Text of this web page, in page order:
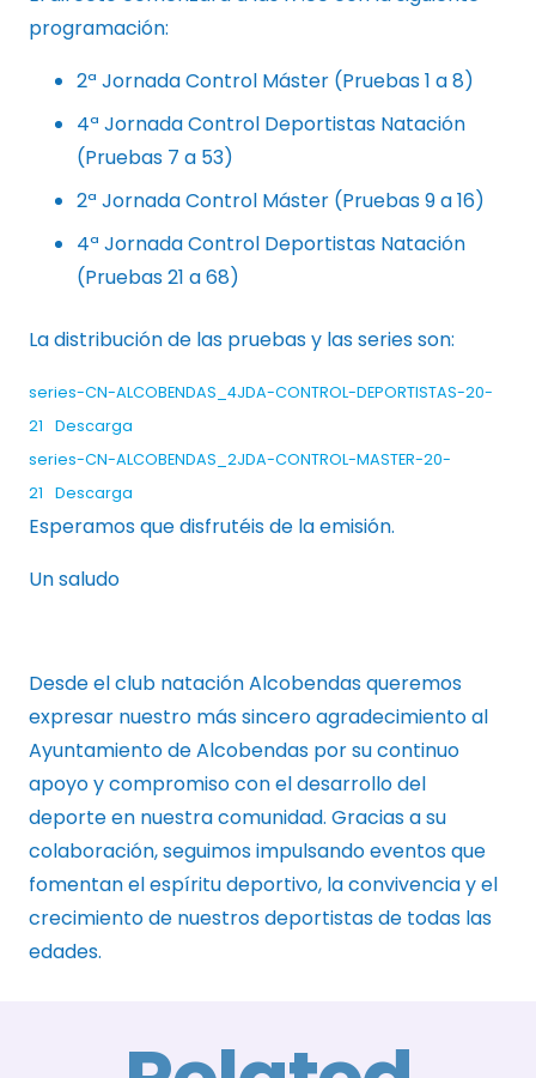
programación:
2ª Jornada Control Máster (Pruebas 1 a 8)
4ª Jornada Control Deportistas Natación
(Pruebas 7 a 53)
2ª Jornada Control Máster (Pruebas 9 a 16)
4ª Jornada Control Deportistas Natación
(Pruebas 21 a 68)
La distribución de las pruebas y las series son:
series-CN-ALCOBENDAS_4JDA-CONTROL-DEPORTISTAS-20-
21
Descarga
series-CN-ALCOBENDAS_2JDA-CONTROL-MASTER-20-
21
Descarga
Esperamos que disfrutéis de la emisión.
Un saludo
Desde el club natación Alcobendas queremos
expresar nuestro más sincero agradecimiento al
Ayuntamiento de Alcobendas por su continuo
apoyo y compromiso con el desarrollo del
deporte en nuestra comunidad. Gracias a su
colaboración, seguimos impulsando eventos que
fomentan el espíritu deportivo, la convivencia y el
crecimiento de nuestros deportistas de todas las
edades.